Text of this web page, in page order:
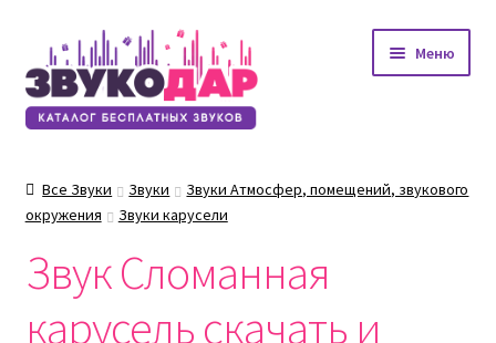
Перейти
к
навигации
Перейти
к
содержимому
Меню
Все Звуки Звуки
Звуки Атмосфер, помещений, звукового
окружения
Звуки карусели
Звук Сломанная
карусель скачать и